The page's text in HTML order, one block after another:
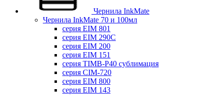
Чернила InkMate
Чернила InkMate 70 и 100мл
серия EIM 801
серия EIM 290C
серия EIM 200
серия EIM 151
серия TIMB-P40 сублимация
серия CIM-720
серия EIM 800
серия EIM 143